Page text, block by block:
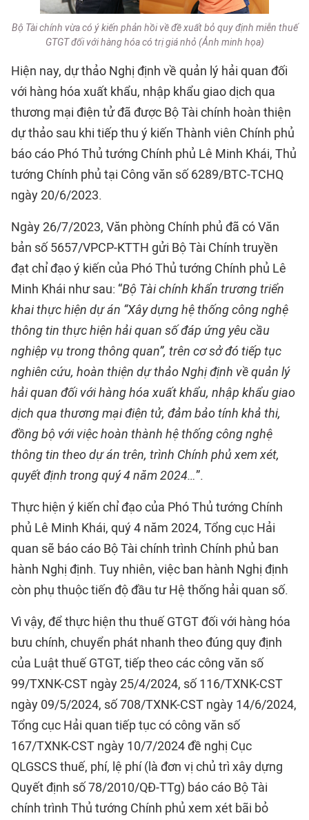
Bộ Tài chính vừa có ý kiến phản hồi về đề xuất bỏ quy định miễn thuế
GTGT đối với hàng hóa có trị giá nhỏ (Ảnh minh họa)
Hiện nay, dự thảo Nghị định về quản lý hải quan đối
với hàng hóa xuất khẩu, nhập khẩu giao dịch qua
thương mại điện tử đã được Bộ Tài chính hoàn thiện
dự thảo sau khi tiếp thu ý kiến Thành viên Chính phủ
báo cáo Phó Thủ tướng Chính phủ Lê Minh Khái, Thủ
tướng Chính phủ tại Công văn số 6289/BTC-TCHQ
ngày 20/6/2023.
Ngày 26/7/2023, Văn phòng Chính phủ đã có Văn
bản số 5657/VPCP-KTTH gửi Bộ Tài Chính truyền
đạt chỉ đạo ý kiến của Phó Thủ tướng Chính phủ Lê
Minh Khái như sau: “Bộ Tài chính khẩn trương triển
khai thực hiện dự án “Xây dựng hệ thống công nghệ
thông tin thực hiện hải quan số đáp ứng yêu cầu
nghiệp vụ trong thông quan”, trên cơ sở đó tiếp tục
nghiên cứu, hoàn thiện dự thảo Nghị định về quản lý
hải quan đối với hàng hóa xuất khẩu, nhập khẩu giao
dịch qua thương mại điện tử, đảm bảo tính khả thi,
đồng bộ với việc hoàn thành hệ thống công nghệ
thông tin theo dự án trên, trình Chính phủ xem xét,
quyết định trong quý 4 năm 2024…”.
Thực hiện ý kiến chỉ đạo của Phó Thủ tướng Chính
phủ Lê Minh Khái, quý 4 năm 2024, Tổng cục Hải
quan sẽ báo cáo Bộ Tài chính trình Chính phủ ban
hành Nghị định. Tuy nhiên, việc ban hành Nghị định
còn phụ thuộc tiến độ đầu tư Hệ thống hải quan số.
Vì vậy, để thực hiện thu thuế GTGT đối với hàng hóa
bưu chính, chuyển phát nhanh theo đúng quy định
của Luật thuế GTGT, tiếp theo các công văn số
99/TXNK-CST ngày 25/4/2024, số 116/TXNK-CST
ngày 09/5/2024, số 708/TXNK-CST ngày 14/6/2024,
Tổng cục Hải quan tiếp tục có công văn số
167/TXNK-CST ngày 10/7/2024 đề nghị Cục
QLGSCS thuế, phí, lệ phí (là đơn vị chủ trì xây dựng
Quyết định số 78/2010/QĐ-TTg) báo cáo Bộ Tài
chính trình Thủ tướng Chính phủ xem xét bãi bỏ